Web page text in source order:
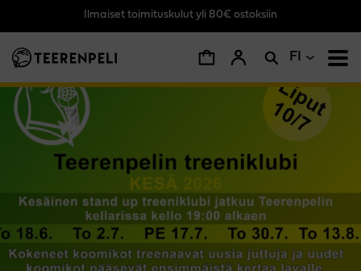
Ilmaiset toimituskulut yli 80€ ostoksiin
FI